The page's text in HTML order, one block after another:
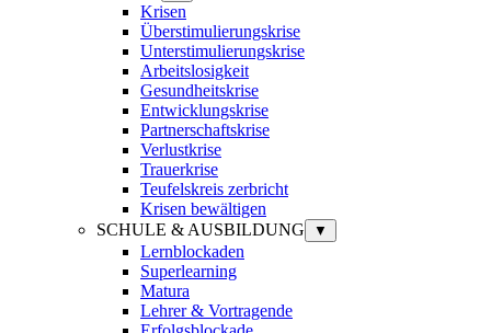
Krisen
Überstimulierungskrise
Unterstimulierungskrise
Arbeitslosigkeit
Gesundheitskrise
Entwicklungskrise
Partnerschaftskrise
Verlustkrise
Trauerkrise
Teufelskreis zerbricht
Krisen bewältigen
SCHULE & AUSBILDUNG
▼
Lernblockaden
Superlearning
Matura
Lehrer & Vortragende